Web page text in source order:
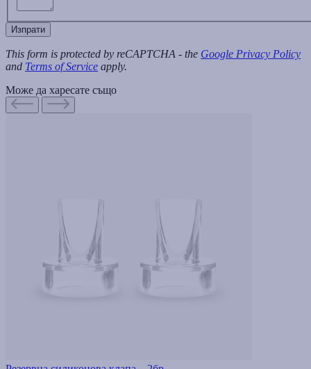
Изпрати
This form is protected by reCAPTCHA - the Google Privacy Policy
and Terms of Service apply.
Може да харесате също